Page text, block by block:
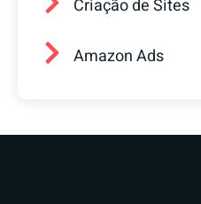
Criação de Sites
Amazon Ads